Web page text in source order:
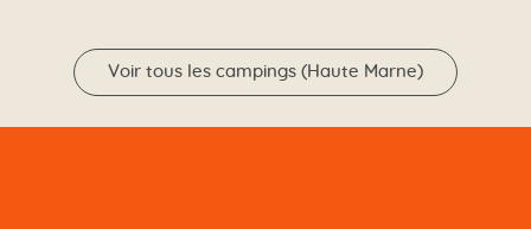
Voir tous les campings (Haute Marne)